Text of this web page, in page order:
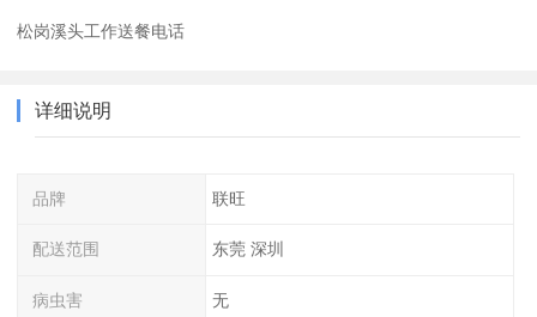
松岗溪头工作送餐电话
详细说明
品牌 联旺
配送范围 东莞 深圳
病虫害 无